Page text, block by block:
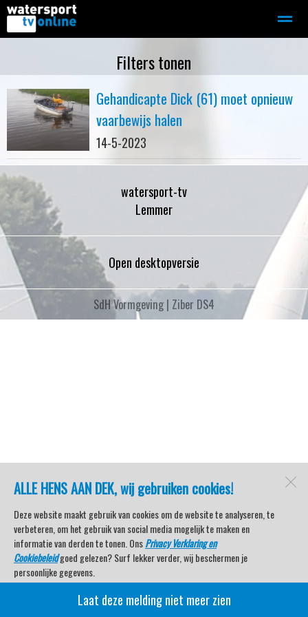
Motorboot-sloep Adverteren
Home
ALLE HENS AAN DEK, wij gebruiken cookies!
Deze website maakt gebruik van cookies om de website te analyseren, te
verbeteren, om het gebruik van social media mogelijk te maken en
informatie van derden te tonen. OnsPrivacy Verklaring en
Cookiebeleidgoed gelezen? Surf lekker verder, wij beschermen je
persoonlijke gegevens.
Veel kijkplezier met Watersport TV Beleving & Nieuws!
Laat deze melding niet meer zien
Filters tonen
Gehandicapte Dick (61) moet opnieuw
vaarbewijs halen
14-5-2023
watersport-tv
Lemmer
Open desktopversie
SdH Vormgeving | Ziber DS4